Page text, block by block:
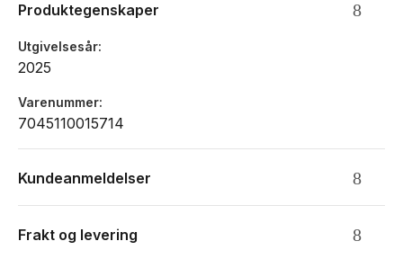
Klokkeslett fra-til: 08:00-18:00
Årsoversikt innværende og neste år
Månedoversikt inneværende og neste år
16 siders atlas
Norske navnedager
Norske helligdager
Produktegenskaper
Utgivelsesår
2025
Varenummer
7045110015714
Kundeanmeldelser
Frakt og levering